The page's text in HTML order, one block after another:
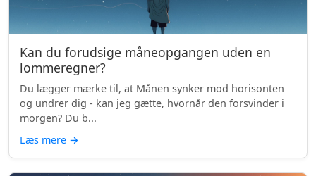
Kan du forudsige måneopgangen uden en
lommeregner?
Du lægger mærke til, at Månen synker mod horisonten
og undrer dig - kan jeg gætte, hvornår den forsvinder i
morgen? Du b...
Læs mere →